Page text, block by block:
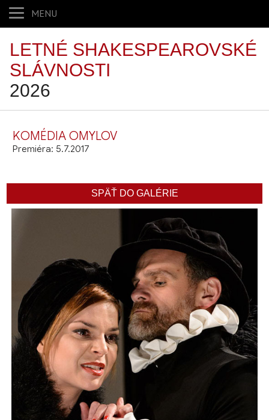
MENU
LETNÉ SHAKESPEAROVSKÉ
SLÁVNOSTI
2026
KOMÉDIA OMYLOV
Premiéra: 5.7.2017
SPÄŤ DO GALÉRIE